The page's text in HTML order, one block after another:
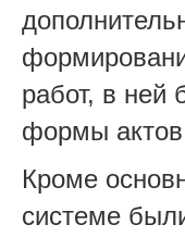
работ, в ней
формы актов
Кроме
системе